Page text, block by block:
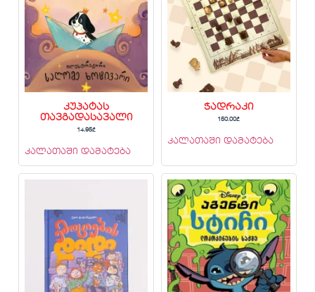
კუპატას
თავგადასავალი
14.95₾
კალათაში დამატება
ჭადრაკი
150.00₾
კალათაში დამატება